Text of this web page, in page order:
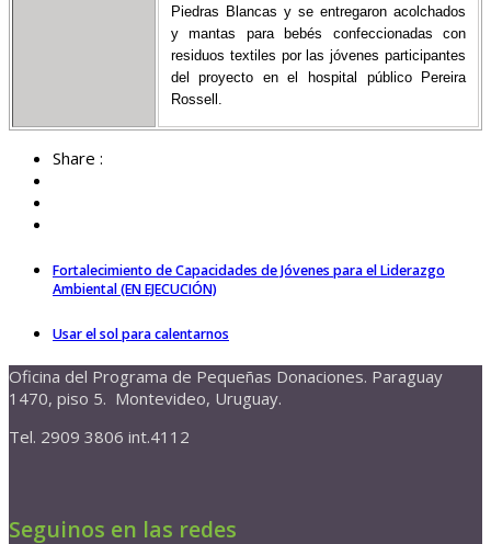
Piedras Blancas y se entregaron acolchados
y mantas para bebés confeccionadas con
residuos textiles por las jóvenes participantes
del proyecto en el hospital público Pereira
Rossell.
Share :
Fortalecimiento de Capacidades de Jóvenes para el Liderazgo
Ambiental (EN EJECUCIÓN)
Usar el sol para calentarnos
Oficina del Programa de Pequeñas Donaciones. Paraguay
1470, piso 5. Montevideo, Uruguay.
Tel. 2909 3806 int.4112
Seguinos en las redes